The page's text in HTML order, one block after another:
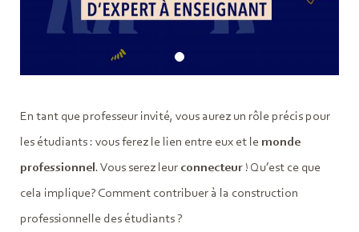
En tant que professeur invité, vous aurez un rôle précis pour
les étudiants : vous ferez le lien entre eux et le monde
professionnel . Vous serez leur connecteur ! Qu’est ce que
cela implique? Comment contribuer à la construction
professionnelle des étudiants ?